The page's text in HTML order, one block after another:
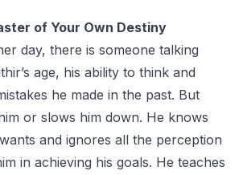
of Your Own Destiny
day, there is someone talking
age, his ability to think and
he made in the past. But
or slows him down. He knows
and ignores all the perception
in achieving his goals. He teaches